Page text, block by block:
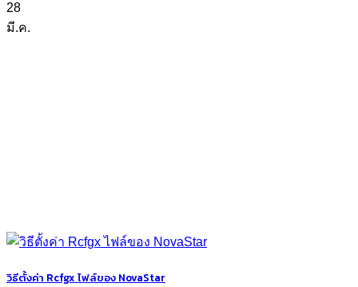
28
มี.ค.
วิธีตั้งค่า Rcfgx ไฟล์ของ NovaStar